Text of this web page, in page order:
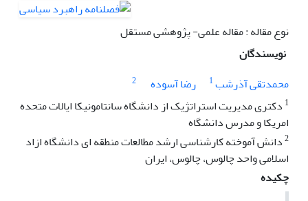
نوع مقاله : مقاله علمی- پژوهشی مستقل
نویسندگان
محمدتقی آذرشب1 رضا آسوده
2
1 دکتری مدیریت استراتژیک از دانشگاه سانتامونیکا ایالات متحده
امریکا و مدرس دانشگاه
2دانش آموخته کارشناسی ارشد مطالعات منطقه ای دانشگاه ازاد
اسلامی واحد چالوس، چالوس، ایران
چکیده